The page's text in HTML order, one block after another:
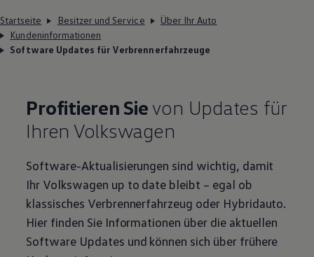
Startseite Besitzer und Service
Über Ihr Auto
Kundeninformationen
Software Updates für Verbrennerfahrzeuge
Profitieren Sie von Updates für
Ihren Volkswagen
Software-Aktualisierungen sind wichtig, damit
Ihr Volkswagen up to date bleibt – egal ob
klassisches Verbrennerfahrzeug oder Hybridauto.
Hier finden Sie Informationen über die aktuellen
Software Updates und können sich über frühere